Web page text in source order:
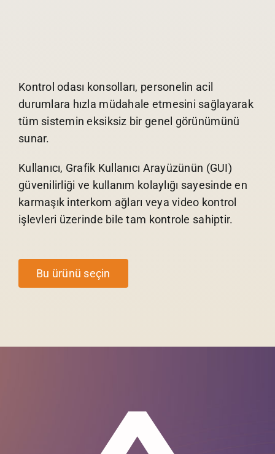
Kontrol odası konsolları, personelin acil
durumlara hızla müdahale etmesini sağlayarak
tüm sistemin eksiksiz bir genel görünümünü
sunar.
Kullanıcı, Grafik Kullanıcı Arayüzünün (GUI)
güvenilirliği ve kullanım kolaylığı sayesinde en
karmaşık interkom ağları veya video kontrol
işlevleri üzerinde bile tam kontrole sahiptir.
Bu ürünü seçin